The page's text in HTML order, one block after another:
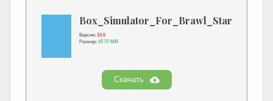
Box_Simulator_For_Brawl_Stars.apk
Версия: 10.6
Размер: 47.77 MB
Скачать